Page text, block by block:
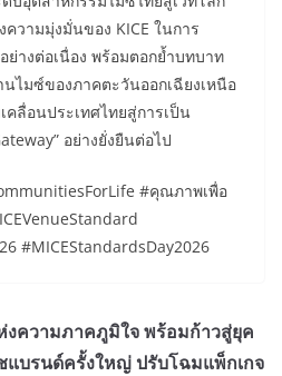
วามมุ่งมั่นของ KICE ในการ
างต่อเนื่อง พร้อมตอกย้ำบทบาท
ไมซ์ของภาคตะวันออกเฉียงเหนือ
ลื่อนประเทศไทยสู่การเป็น
อย่างยั่งยืนต่อไป
#คุณภาพเพื่อ
#MICEStandardsDay2026
งความภาคภูมิใจ พร้อมก้าวสู่ยุค
แบรนด์ครั้งใหญ่ ปรับโฉมแพ็กเกจ